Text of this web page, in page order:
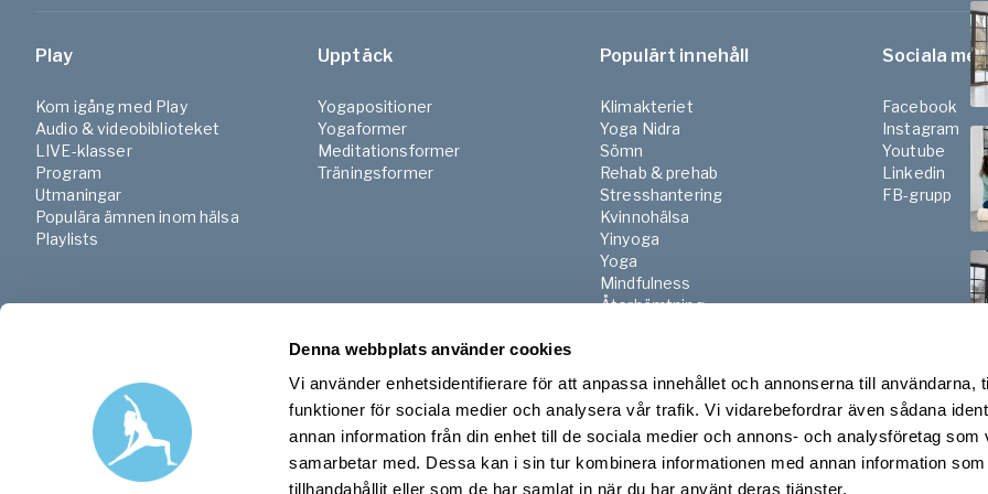
Denna webbplats använder cookies
Vi använder enhetsidentifierare för att anpassa innehållet och annonserna till användarna,
funktioner för sociala medier och analysera vår trafik. Vi vidarebefordrar även sådana
annan information från din enhet till de sociala medier och annons- och analysföretag som
samarbetar med. Dessa kan i sin tur kombinera informationen med annan information
tillhandahållit eller som de har samlat in när du har använt deras tjänster.
Play
Kom igång med Play
Audio & videobiblioteket
LIVE-klasser
Program
Utmaningar
Populära ämnen inom hälsa
Playlists
Upptäck
Yogapositioner
Yogaformer
Meditationsformer
Träningsformer
Populärt innehåll
Klimakteriet
Yoga Nidra
Sömn
Rehab & prehab
Stresshantering
Kvinnohälsa
Yinyoga
Yoga
Mindfulness
Återhämtning
Morgon & kvällsrutiner
Sociala
Facebook
Instagram
Youtube
Linkedin
FB-grupp